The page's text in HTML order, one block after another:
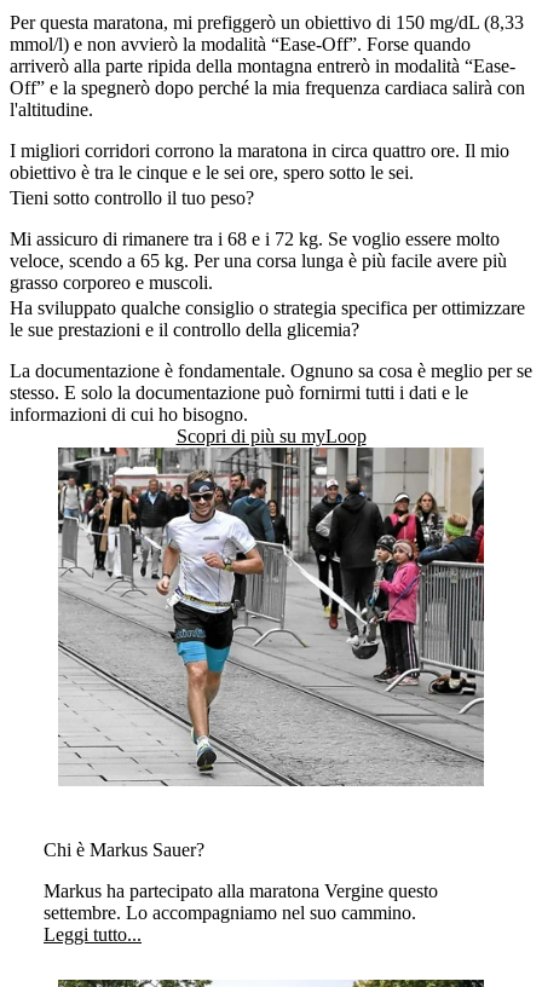
Per questa maratona, mi prefiggerò un obiettivo di 150 mg/dL (8,33
mmol/l) e non avvierò la modalità “Ease-Off”. Forse quando
arriverò alla parte ripida della montagna entrerò in modalità “Ease-
Off” e la spegnerò dopo perché la mia frequenza cardiaca salirà con
l'altitudine.
I migliori corridori corrono la maratona in circa quattro ore. Il mio
obiettivo è tra le cinque e le sei ore, spero sotto le sei.
Tieni sotto controllo il tuo peso?
Mi assicuro di rimanere tra i 68 e i 72 kg. Se voglio essere molto
veloce, scendo a 65 kg. Per una corsa lunga è più facile avere più
grasso corporeo e muscoli.
Ha sviluppato qualche consiglio o strategia specifica per ottimizzare
le sue prestazioni e il controllo della glicemia?
La documentazione è fondamentale. Ognuno sa cosa è meglio per se
stesso. E solo la documentazione può fornirmi tutti i dati e le
informazioni di cui ho bisogno.
Scopri di più su myLoop
Chi è Markus Sauer?
Markus ha partecipato alla maratona Vergine questo
settembre. Lo accompagniamo nel suo cammino.
Leggi tutto...